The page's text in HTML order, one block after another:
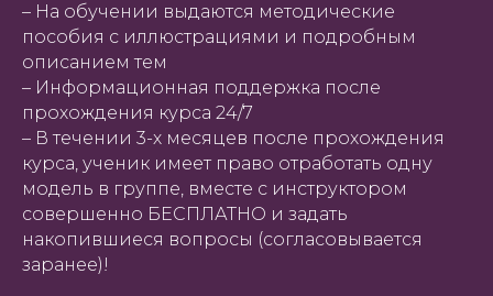
– На обучении выдаются методические
пособия с иллюстрациями и подробным
описанием тем
– Информационная поддержка после
прохождения курса 24/7
– В течении 3-х месяцев после прохождения
курса, ученик имеет право отработать одну
модель в группе, вместе с инструктором
совершенно БЕСПЛАТНО и задать
накопившиеся вопросы (согласовывается
заранее)!